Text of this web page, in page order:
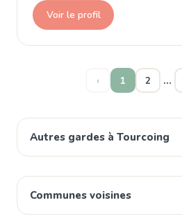
Autres gardes à Tourcoing
Communes voisines
Voir le profil
‹ 1 2 …